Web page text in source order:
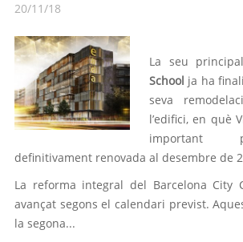
20/11/18
La seu
School ja ha
seva
l’edifici, en què
important
definitivament renovada al desembre de
La reforma integral del Barcelona City
avançat segons el calendari previst.
la segona...